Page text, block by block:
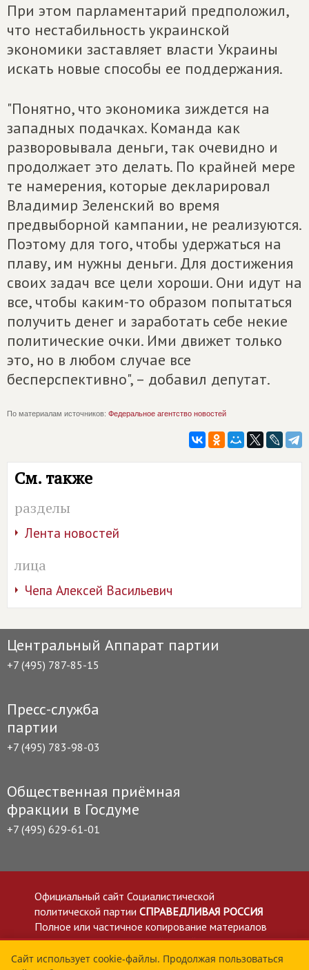
При этом парламентарий предположил,
что нестабильность украинской
экономики заставляет власти Украины
искать новые способы ее поддержания.
"Понятно, что экономика зиждется на
западных подачках. Команда как
разворовывала деньги, так очевидно и
продолжает это делать. По крайней мере
те намерения, которые декларировал
Владимир Зеленский во время
предвыборной кампании, не реализуются.
Поэтому для того, чтобы удержаться на
плаву, им нужны деньги. Для достижения
своих задач все цели хороши. Они идут на
все, чтобы каким-то образом попытаться
получить денег и заработать себе некие
политические очки. Ими движет только
это, но в любом случае все
бесперспективно", – добавил депутат.
По материалам источников: Федеральное агентство новостей
См. также
разделы
Лента новостей
лица
Чепа Алексей Васильевич
Центральный Аппарат партии
+7 (495) 787-85-15
Пресс-служба
партии
+7 (495) 783-98-03
Общественная приёмная
фракции в Госдуме
+7 (495) 629-61-01
Официальный сайт Социалистической
политической партии СПРАВЕДЛИВАЯ РОССИЯ
Полное или частичное копирование материалов
приветствуется со ссылкой на сайт spravedlivo.ru
Политика в отношении обработки персональных
Сайт использует cookie-файлы. Продолжая пользоваться